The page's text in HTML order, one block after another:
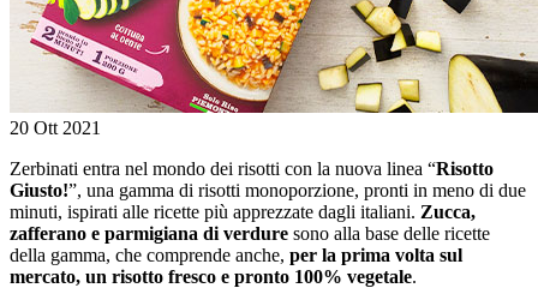
20 Ott 2021
Zerbinati entra nel mondo dei risotti con la nuova linea “Risotto
Giusto!”, una gamma di risotti monoporzione, pronti in meno di due
minuti, ispirati alle ricette più apprezzate dagli italiani. Zucca,
zafferano e parmigiana di verdure sono alla base delle ricette
della gamma, che comprende anche, per la prima volta sul
mercato, un risotto fresco e pronto 100% vegetale.